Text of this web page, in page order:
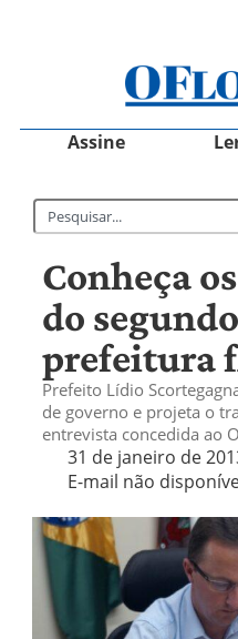
Assine
Conheça
do
prefeitura
Prefeito Lídio
de governo e projeta o
entrevista concedida ao
31 de janeiro de
E-mail não